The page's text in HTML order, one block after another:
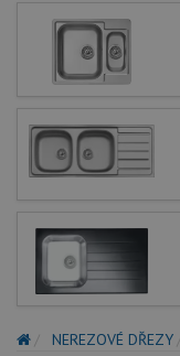
NEREZOVÉ DŘEZY